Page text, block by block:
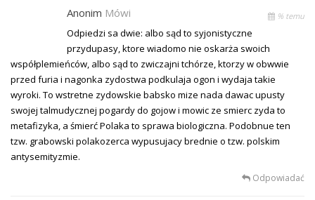
Anonim Mówi % temu
Odpiedzi sa dwie: albo sąd to syjonistyczne
przydupasy, ktore wiadomo nie oskarża swoich
współplemieńców, albo sąd to zwiczajni tchórze, ktorzy w obwwie
przed furia i nagonka zydostwa podkulaja ogon i wydaja takie
wyroki. To wstretne zydowskie babsko mize nada dawac upusty
swojej talmudycznej pogardy do gojow i mowic ze smierc zyda to
metafizyka, a śmierć Polaka to sprawa biologiczna. Podobnue ten
tzw. grabowski polakozerca wypusujacy brednie o tzw. polskim
antysemityzmie.
Odpowiadać